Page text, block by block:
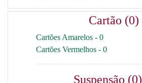
Cartão (0)
Cartões Amarelos - 0
Cartões Vermelhos - 0
Suspensão (0)